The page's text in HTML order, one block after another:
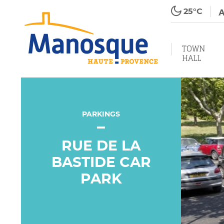
25°C
TOWN
HALL
PARKINGS
RUE DE LA
BASTIDE CAR
PARK